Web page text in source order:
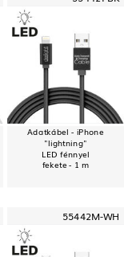
Adatkábel - iPhone
"lightning"
LED fénnyel
fekete - 1 m
55442M-WH